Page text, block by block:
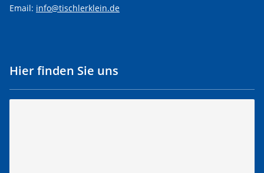
Email: info@tischlerklein.de
Hier finden Sie uns